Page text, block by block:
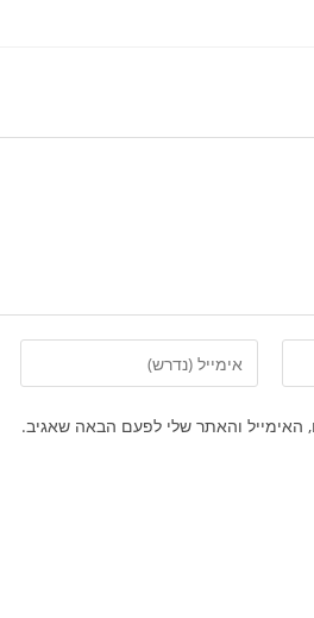
והאתר שלי לפעם הבאה שאגיב.